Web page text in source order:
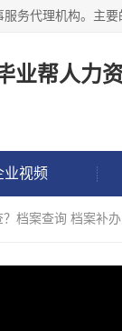
业视频
档案查询 档案补办